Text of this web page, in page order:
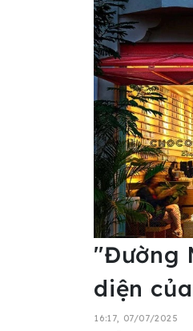
"Đường
diện
16:17, 07/07/2025